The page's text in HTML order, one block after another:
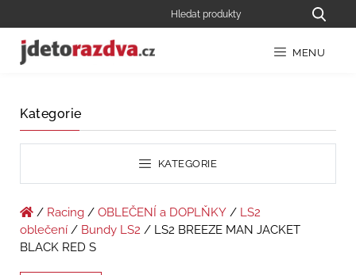
MENU
Kategorie
KATEGORIE
/ Racing / OBLEČENÍ a DOPLŇKY / LS2
oblečení / Bundy LS2 / LS2 BREEZE MAN JACKET
BLACK RED S